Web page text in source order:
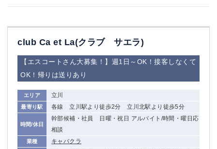
club Ca et La(クラブ サエラ)
【エスコートさん大募集！】週1日～OK！接客しなくて
OK！帰りは送りあり
エリア 立川
最寄り駅 各線 立川駅より徒歩2分 立川北駅より徒歩5分
時間/休日
幹部候補・社員 日曜・祝日 アルバイト/時間・曜日応
相談
業種 キャバクラ
蒲田
北千住
①六本木 ②西麻布
大山
赤羽
品川
蒲田東口
立川（南口）
新宿
西葛西
中野
府中